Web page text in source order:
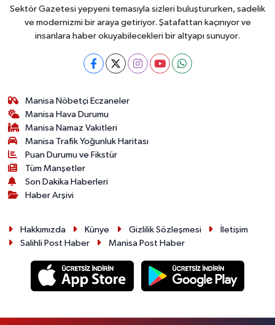
Sektör Gazetesi yepyeni temasıyla sizleri buluştururken, sadelik
ve modernizmi bir araya getiriyor. Şatafattan kaçınıyor ve
insanlara haber okuyabilecekleri bir altyapı sunuyor.
Manisa Nöbetçi Eczaneler
Manisa Hava Durumu
Manisa Namaz Vakitleri
Manisa Trafik Yoğunluk Haritası
Puan Durumu ve Fikstür
Tüm Manşetler
Son Dakika Haberleri
Haber Arşivi
Hakkımızda Künye Gizlilik Sözleşmesi
İletişim
Salihli Post Haber
Manisa Post Haber